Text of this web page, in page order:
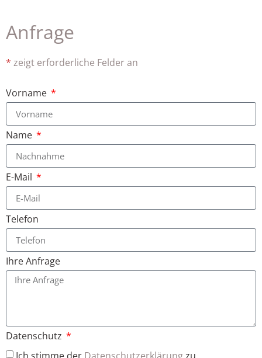
Anfrage
* zeigt erforderliche Felder an
Vorname
Name
E-Mail
Telefon
Ihre Anfrage
Datenschutz